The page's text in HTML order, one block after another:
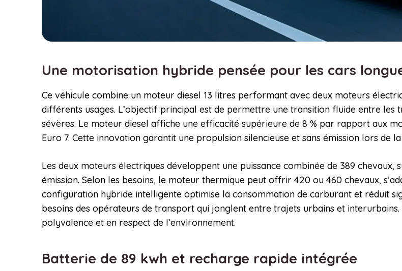
Une motorisation hybride pensée pour les cars
Ce véhicule combine un moteur diesel 13 litres performant avec deux moteurs
différents usages. L’objectif principal est de permettre une transition fluide entre
sévères. Le moteur diesel affiche une efficacité supérieure de 8 % par rapport aux
Euro 7. Cette innovation garantit une propulsion silencieuse et sans émission lors de
Les deux moteurs électriques développent une puissance combinée de 389
émission. Selon les besoins, le moteur thermique peut offrir 420 ou 460 chevaux,
configuration hybride intelligente optimise la consommation de carburant et réduit
besoins des opérateurs de transport qui jonglent entre trajets urbains et
polyvalence et en respect de l’environnement.
Batterie de 89 kwh et recharge rapide intégrée